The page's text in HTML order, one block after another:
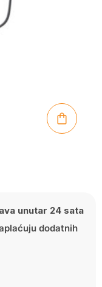
unutar 24 sata
dodatnih